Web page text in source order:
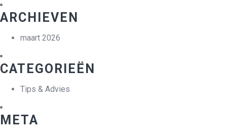
ARCHIEVEN
maart 2026
CATEGORIEËN
Tips & Advies
META